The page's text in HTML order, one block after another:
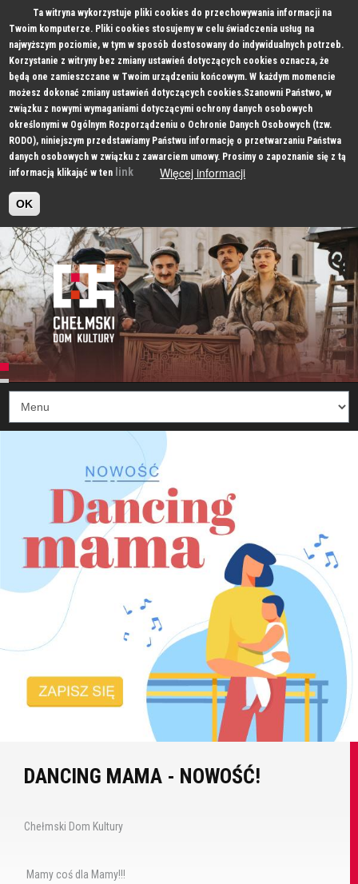
Ta witryna wykorzystuje pliki cookies do przechowywania informacji na
Twoim komputerze. Pliki cookies stosujemy w celu świadczenia usług na
najwyższym poziomie, w tym w sposób dostosowany do indywidualnych potrzeb.
Korzystanie z witryny bez zmiany ustawień dotyczących cookies oznacza, że
będą one zamieszczane w Twoim urządzeniu końcowym. W każdym momencie
możesz dokonać zmiany ustawień dotyczących cookies.Szanowni Państwo, w
związku z nowymi wymaganiami dotyczącymi ochrony danych osobowych
określonymi w Ogólnym Rozporządzeniu o Ochronie Danych Osobowych (tzw.
RODO), niniejszym przedstawiamy Państwu informację o przetwarzaniu Państwa
danych osobowych w związku z zawarciem umowy. Prosimy o zapoznanie się z tą
informacją klikająć w ten link Więcej informacji
OK
DANCING MAMA - NOWOŚĆ!
Chełmski Dom Kultury
Mamy coś dla Mamy!!!